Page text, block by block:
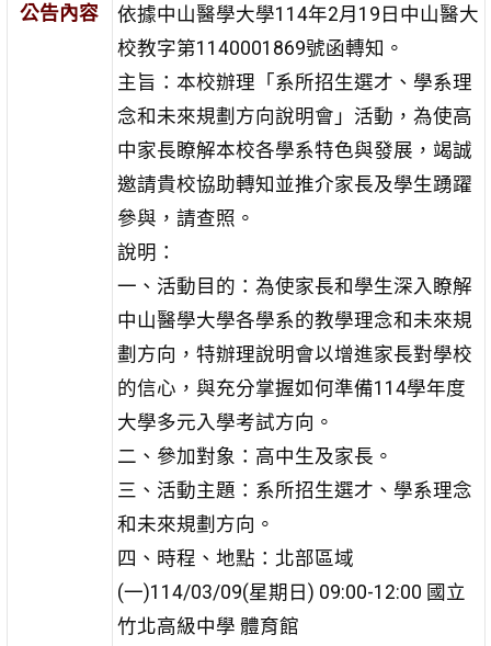
公告內容
依據中山醫學大學114年2月19日中山醫大
校教字第1140001869號函轉知。
主旨：本校辦理「系所招生選才、學系理
念和未來規劃方向說明會」活動，為使高
中家長瞭解本校各學系特色與發展，竭誠
邀請貴校協助轉知並推介家長及學生踴躍
參與，請查照。
說明：
一、活動目的：為使家長和學生深入瞭解
中山醫學大學各學系的教學理念和未來規
劃方向，特辦理說明會以增進家長對學校
的信心，與充分掌握如何準備114學年度
大學多元入學考試方向。
二、參加對象：高中生及家長。
三、活動主題：系所招生選才、學系理念
和未來規劃方向。
四、時程、地點：北部區域
(一)114/03/09(星期日) 09:00-12:00 國立
竹北高級中學 體育館